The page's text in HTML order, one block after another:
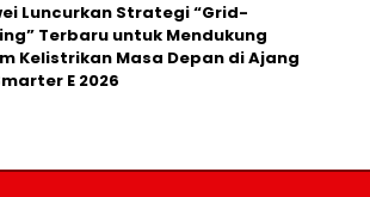
Luncurkan Strategi “Grid-
Terbaru untuk Mendukung
Kelistrikan Masa Depan di Ajang
E 2026